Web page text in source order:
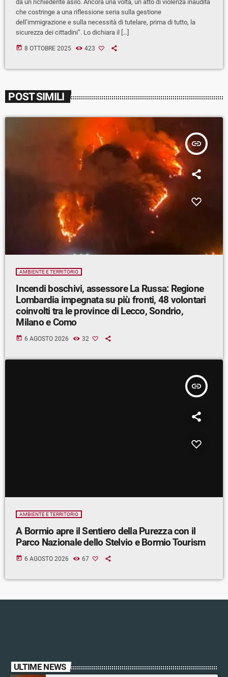
da un richiedente asilo. Ancora una volta, un atto di violenza inaudita
che costringe a una riflessione seria sulla gestione
dell’immigrazione e sulla necessità di tutelare, prima di tutto, la
sicurezza dei cittadini”. Lo dichiara il […]
today 8 OTTOBRE 2025 423
POST SIMILI
insert_link
AMBIENTE E TERRITORIO
Incendi boschivi, assessore La Russa: Regione
Lombardia impegnata su più fronti, 48 volontari
coinvolti tra le province di Lecco, Sondrio,
Milano e Como
today 6 AGOSTO 2026 32
insert_link
AMBIENTE E TERRITORIO
A Bormio apre il Sentiero della Purezza con il
Parco Nazionale dello Stelvio e Bormio Tourism
today 6 AGOSTO 2026 67
ULTIME NEWS